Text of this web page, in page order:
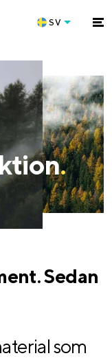
SV
.
Sedan
som